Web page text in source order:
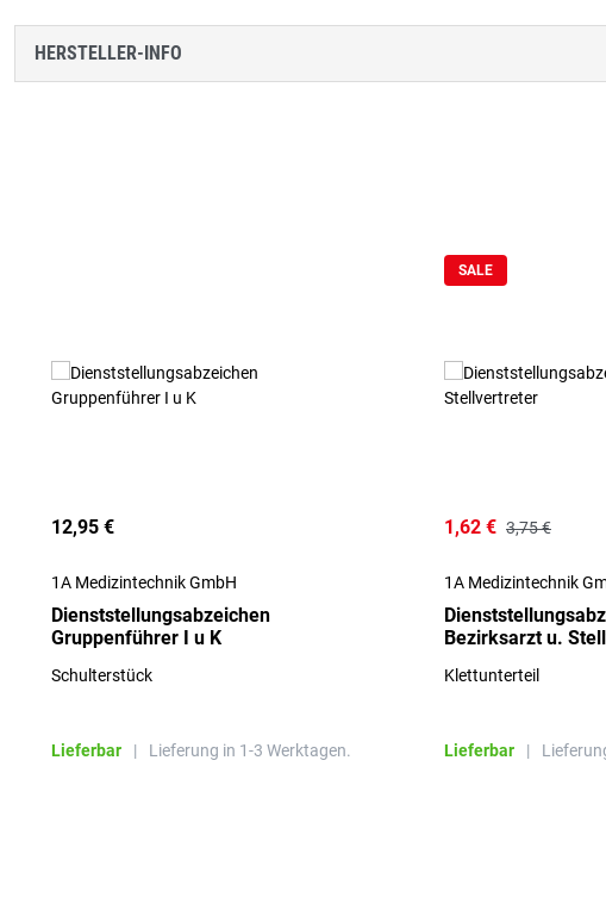
HERSTELLER-INFO
12,95 €
1A Medizintechnik GmbH
Dienststellungsabzeichen
Gruppenführer I u K
Schulterstück
Lieferbar | Lieferung in 1-3 Werktagen.
SALE
1,62 € 3,75 €
1A Medizintechnik
Bezirksarzt u.
Klettunterteil
Lieferbar |